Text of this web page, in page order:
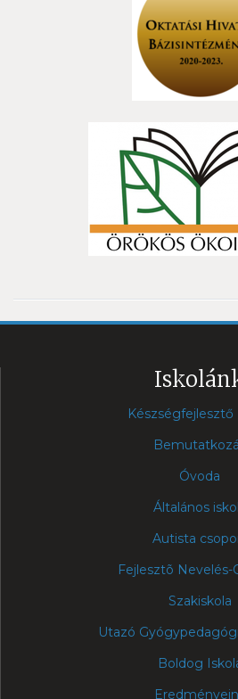
Készségfejlesztő
Óvoda
Általános
Autista
Fejlesztõ Nevelés-
Szakiskola
Utazó
Boldog